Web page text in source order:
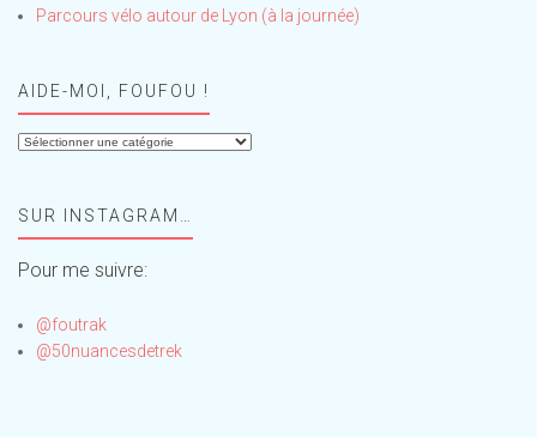
Parcours vélo autour de Lyon (à la journée)
AIDE-MOI, FOUFOU !
Aide-
!SUR INSTAGRAM…
Pour me suivre:
@foutrak
@50nuancesdetrek